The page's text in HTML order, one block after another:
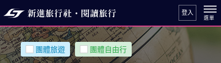
登入
團體旅遊 團體自由行